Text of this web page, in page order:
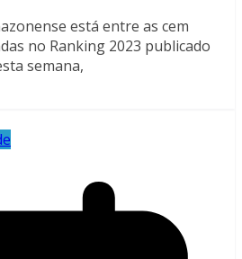
está entre as cem
no Ranking 2023 publicado
semana,